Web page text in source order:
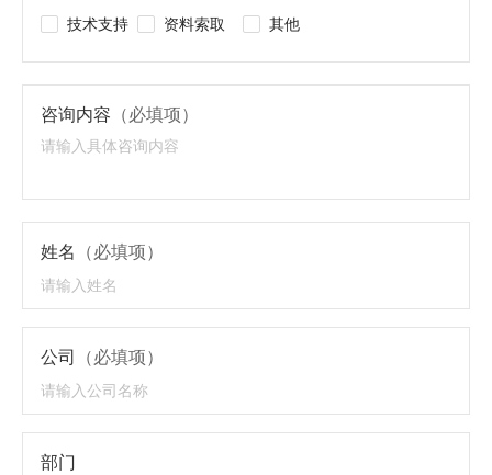
技术支持
资料索取 其他
咨询内容 （必填项）
姓名 （必填项）
公司 （必填项）
部门